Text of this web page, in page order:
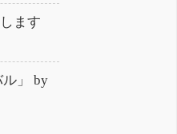
ます
ル」 by